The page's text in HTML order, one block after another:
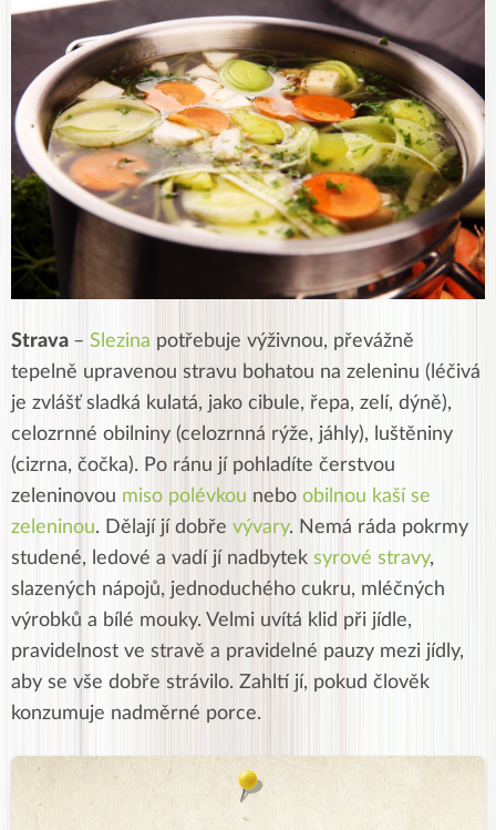
Strava – Slezina potřebuje výživnou, převážně
tepelně upravenou stravu bohatou na zeleninu (léčivá
je zvlášť sladká kulatá, jako cibule, řepa, zelí, dýně),
celozrnné obilniny (celozrnná rýže, jáhly), luštěniny
(cizrna, čočka). Po ránu jí pohladíte čerstvou
zeleninovou miso polévkou nebo obilnou kaší se
zeleninou. Dělají jí dobře vývary. Nemá ráda pokrmy
studené, ledové a vadí jí nadbytek syrové stravy,
slazených nápojů, jednoduchého cukru, mléčných
výrobků a bílé mouky. Velmi uvítá klid při jídle,
pravidelnost ve stravě a pravidelné pauzy mezi jídly,
aby se vše dobře strávilo. Zahltí jí, pokud člověk
konzumuje nadměrné porce.